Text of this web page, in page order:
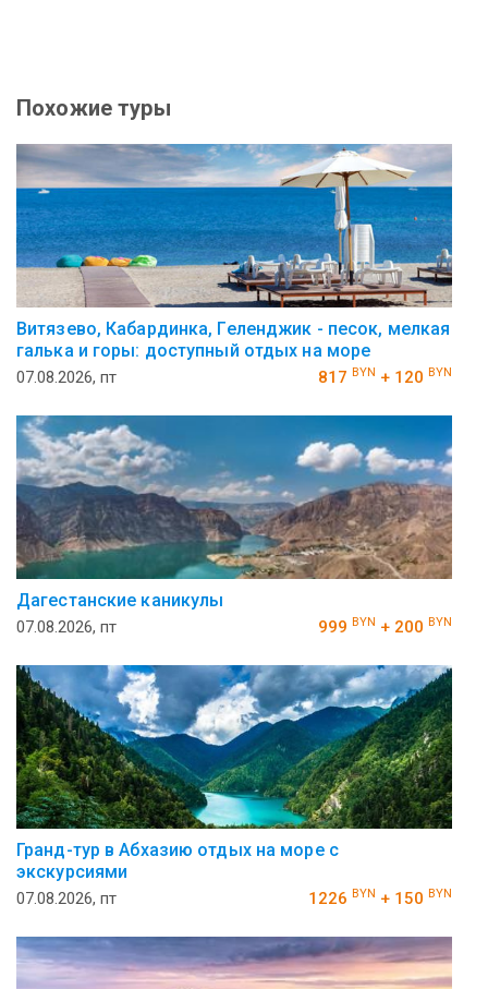
Похожие туры
Витязево, Кабардинка, Геленджик - песок, мелкая
галька и горы: доступный отдых на море
07.08.2026, пт 817 BYN + 120 BYN
Дагестанские каникулы
07.08.2026, пт 999 BYN + 200 BYN
Гранд-тур в Абхазию отдых на море с
экскурсиями
07.08.2026, пт 1226 BYN + 150 BYN